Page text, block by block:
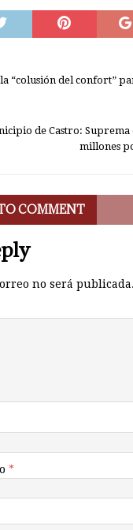
“colusión del confort”
de Castro:
millones
COMMENT
no será publicada.
*